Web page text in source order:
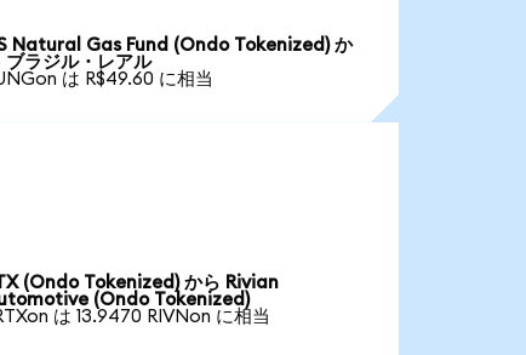
Natural Gas Fund (Ondo Tokenized) か
ブラジル・レアル
は R$49.60 に相当
(Ondo Tokenized) から Rivian
(Ondo Tokenized)
は 13.9470 RIVNon に相当